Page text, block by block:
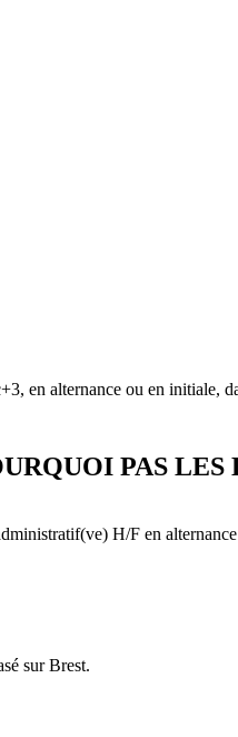
en alternance ou en initiale,
PAS LES
H/F en
sur Brest.